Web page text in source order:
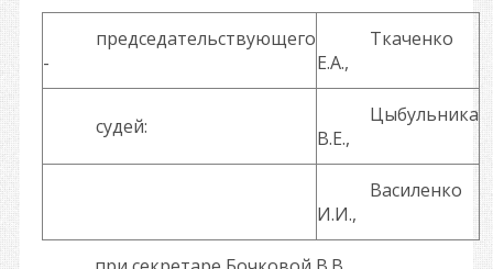
председательствующего
-
Ткаченко
Е.А.,
судей:
Цыбульника
В.Е.,
Василенко
И.И.,